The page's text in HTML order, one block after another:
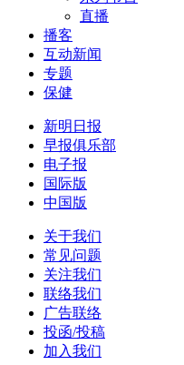
直播
播客
互动新闻
专题
保健
新明日报
早报俱乐部
电子报
国际版
中国版
关于我们
常见问题
关注我们
联络我们
广告联络
投函/投稿
加入我们